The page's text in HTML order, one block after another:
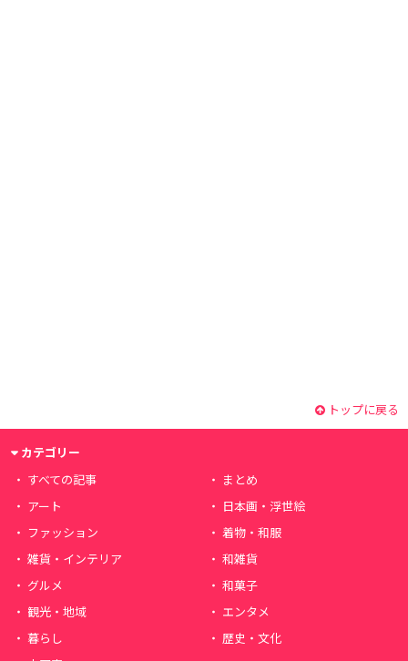
トップに戻る
カテゴリー
すべての記事
まとめ
アート
日本画・浮世絵
ファッション
着物・和服
雑貨・インテリア
和雑貨
グルメ
和菓子
観光・地域
エンタメ
暮らし
歴史・文化